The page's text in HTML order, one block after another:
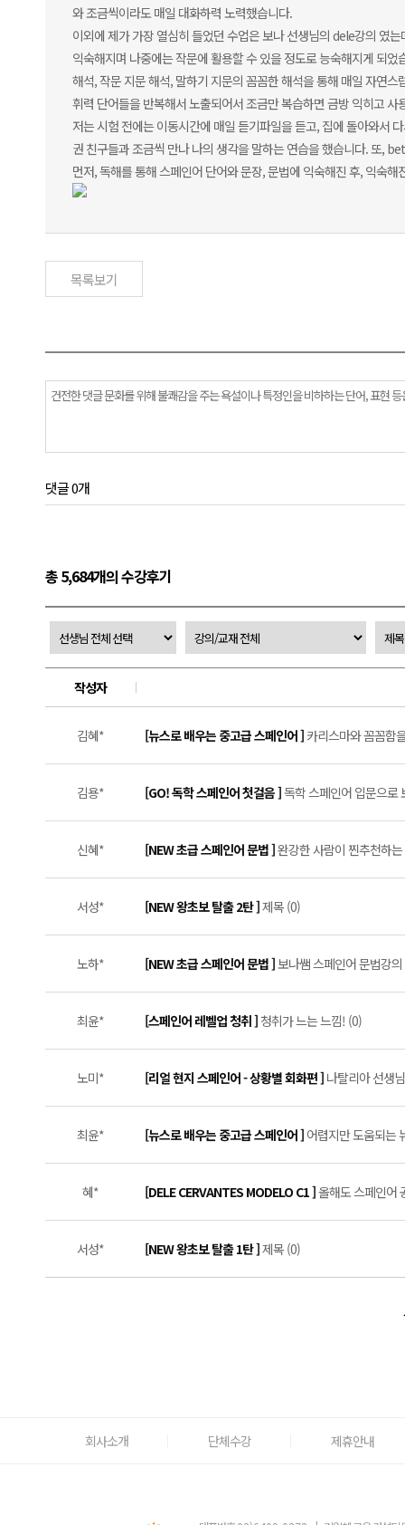
와 조금씩이라도 매일 대화하력 노력했습니다.
이외에 제가 가장 열심히 들었던 수업은 보나 선생님의 dele강의 였
익숙해지며 나중에는 작문에 활용할 수 있을 정도로 능숙해지게 되
해석, 작문 지문 해석, 말하기 지문의 꼼꼼한 해석을 통해 매일 자연
휘력 단어들을 반복해서 노출되어서 조금만 복습하면 금방 익히고 사
저는 시험 전에는 이동시간에 매일 듣기파일을 듣고, 집에 돌아와서
권 친구들과 조금씩 만나 나의 생각을 말하는 연습을 했습니다. 또,
먼저, 독해를 통해 스페인어 단어와 문장, 문법에 익숙해진 후, 익숙
목록보기
댓글 0개
총 5,684개의 수강후기
작성자
김혜* [뉴스로 배우는 중고급 스페인어 ] 카리스마와 꼼꼼함
김용* [GO! 독학 스페인어 첫걸음 ]독학 스페인어 입문으로
신혜* [NEW 초급 스페인어 문법 ]완강한 사람이 찐추천하
서성* [NEW 왕초보 탈출 2탄 ]제목 (0)
노하* [NEW 초급 스페인어 문법 ]보나쌤 스페인어 문법강
최윤* [스페인어 레벨업 청취 ] 청취가 느는 느낌! (0)
노미* [리얼 현지 스페인어 - 상황별 회화편 ] 나탈리아 선생
최윤* [뉴스로 배우는 중고급 스페인어 ] 어렵지만 도움되는
혜* [DELE CERVANTES MODELO C1 ]올해도 스페인어
서성* [NEW 왕초보 탈출 1탄 ]제목 (0)
회사소개 단체수강 제휴안내